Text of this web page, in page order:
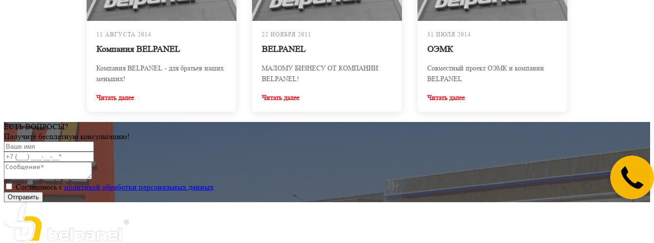
11 АВГУСТА 2014
Компания BELPANEL
Компания BELPANEL - для братьев наших
меньших!
Читать далее
22 НОЯБРЯ 2011
BELPANEL
МАЛОМУ БИЗНЕСУ ОТ КОМПАНИИ
BELPANEL!
Читать далее
31 ИЮЛЯ 2014
ОЭМК
Совместный проект ОЭМК и компании
BELPANEL
Читать далее
ЕСТЬ ВОПРОСЫ?
Получите бесплатную консультацию!
Соглашаюсь сполитикой обработки персональных данных